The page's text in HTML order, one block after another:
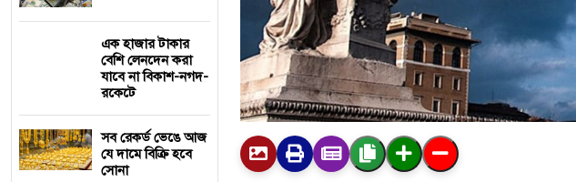
এক হাজার টাকার
বেশি লেনদেন করা
যাবে না বিকাশ-নগদ-
রকেটে
সব রেকর্ড ভেঙে আজ
যে দামে বিক্রি হবে
সোনা